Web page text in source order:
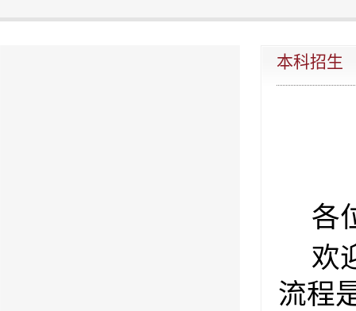
本科招生
各
欢
流程